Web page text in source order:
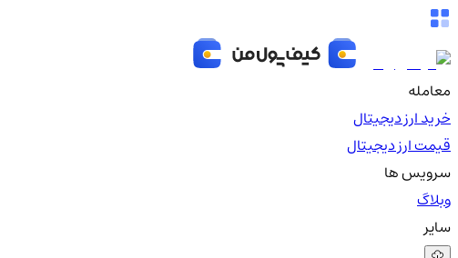
معامله
خرید ارز دیجیتال
قیمت ارز دیجیتال
سرویس ها
وبلاگ
سایر